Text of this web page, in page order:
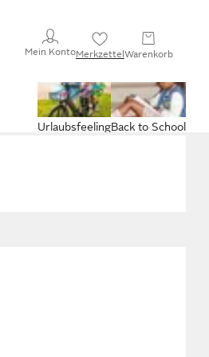
Mein KontoMerkzettelWarenkorb
Back to School
Urlaubsfeeling